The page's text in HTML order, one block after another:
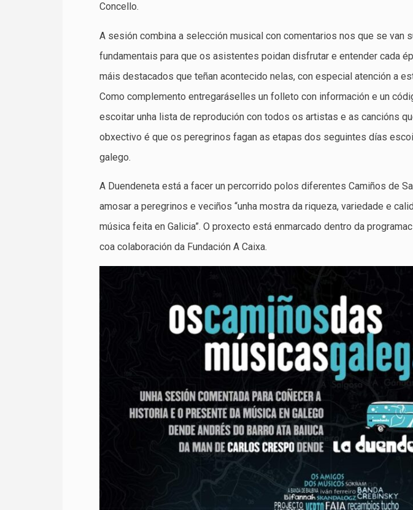
Concello.
A sesión combina a selección musical con comentarios nos que se van
fundamentais para que os asistentes poidan disfrutar e entender cada
máis destacados que teñan acontecido nelas, con especial atención a
Como complemento entregaráselles un folleto con información e un
escoitar unha lista de reprodución con todos os artistas e as cancións
obxectivo é que os peregrinos fagan as etapas dos seguintes días
galego.
A Duendeneta está a facer un percorrido polos diferentes Camiños de
amosar a peregrinos e veciños “unha mostra da riqueza, variedade e
música feita en Galicia”. O proxecto está enmarcado dentro da
coa colaboración da Fundación A Caixa.